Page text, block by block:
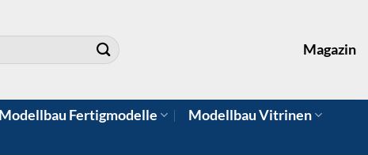
Magazin
Modellbau Fertigmodelle
Modellbau Vitrinen